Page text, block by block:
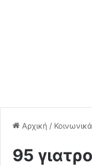
Αρχική / Κοινωνικά
95